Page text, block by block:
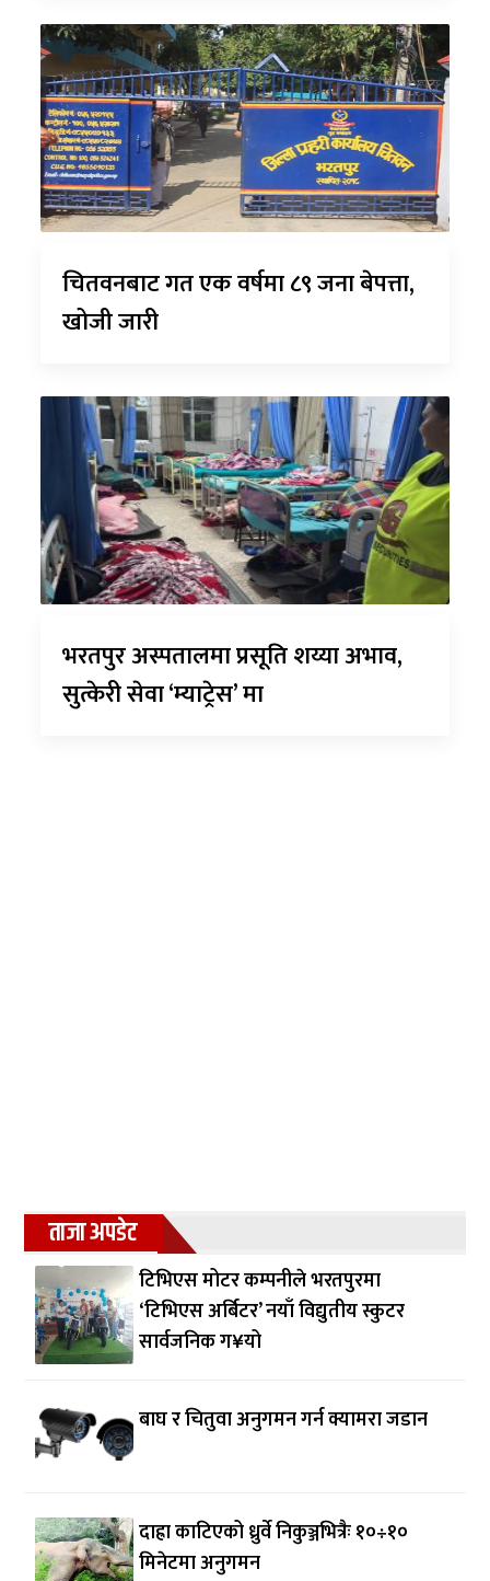
चितवनबाट गत एक वर्षमा ८९ जना बेपत्ता,
खोजी जारी
भरतपुर अस्पतालमा प्रसूति शय्या अभाव,
सुत्केरी सेवा ‘म्याट्रेस’ मा
ताजा अपडेट
टिभिएस मोटर कम्पनीले भरतपुरमा
‘टिभिएस अर्बिटर’ नयाँ विद्युतीय स्कुटर
सार्वजनिक ग¥यो
बाघ र चितुवा अनुगमन गर्न क्यामरा जडान
दाह्रा काटिएको ध्रुर्वे निकुञ्जभित्रैः १०÷१०
मिनेटमा अनुगमन